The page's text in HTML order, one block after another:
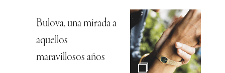
Bulova, una mirada a
aquellos
maravillosos años